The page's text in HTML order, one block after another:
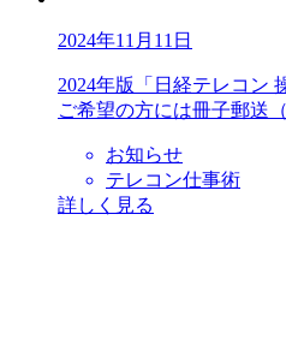
2024年11月11日
2024年版「日経テレコン
ご希望の方には冊子郵送（
お知らせ
テレコン仕事術
詳しく見る